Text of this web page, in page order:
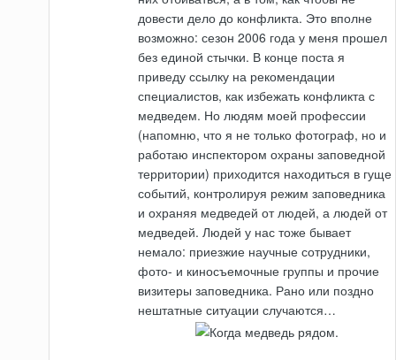
довести дело до конфликта. Это вполне
возможно: сезон 2006 года у меня прошел
без единой стычки. В конце поста я
приведу ссылку на рекомендации
специалистов, как избежать конфликта с
медведем. Но людям моей профессии
(напомню, что я не только фотограф, но и
работаю инспектором охраны заповедной
территории) приходится находиться в гуще
событий, контролируя режим заповедника
и охраняя медведей от людей, а людей от
медведей. Людей у нас тоже бывает
немало: приезжие научные сотрудники,
фото- и киносъемочные группы и прочие
визитеры заповедника. Рано или поздно
нештатные ситуации случаются…